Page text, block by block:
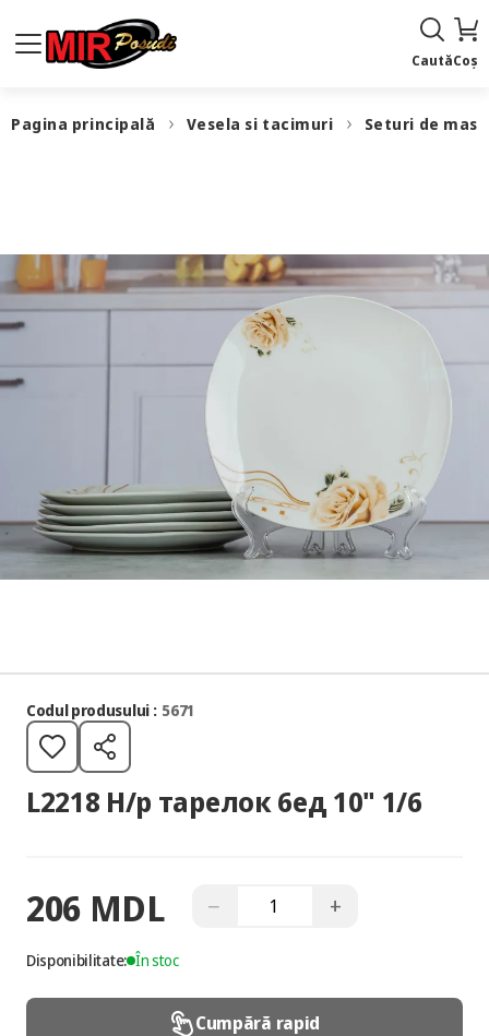
CautăCoș
Pagina principală Vesela si tacimuri Seturi de masă
Codul produsului : 5671
L2218 Н/р тарелок 6ед 10" 1/6
206 MDL − +
Disponibilitate: În stoc
Cumpără rapid